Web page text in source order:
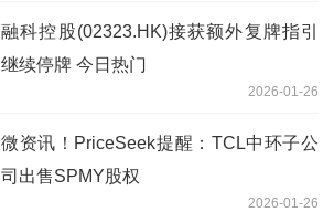
融科控股(02323.HK)接获额外复牌指引
继续停牌 今日热门
2026-01-26
微资讯！PriceSeek提醒：TCL中环子公
司出售SPMY股权
2026-01-26